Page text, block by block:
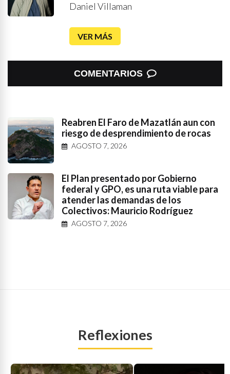
Daniel Villaman
VER MÁS
COMENTARIOS
Reabren El Faro de Mazatlán aun con
riesgo de desprendimiento de rocas
AGOSTO 7, 2026
El Plan presentado por Gobierno
federal y GPO, es una ruta viable para
atender las demandas de los
Colectivos: Mauricio Rodríguez
AGOSTO 7, 2026
Reflexiones